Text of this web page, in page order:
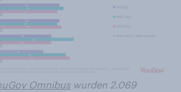
Omnibus wurden 2.069